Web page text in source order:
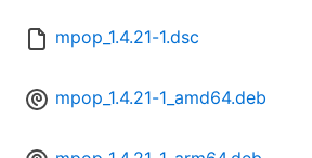
mpop_1.4.21-1.dsc
mpop_1.4.21-1_amd64.deb